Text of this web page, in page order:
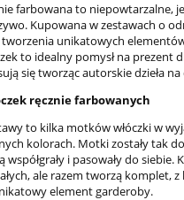
farbowana to niepowtarzalne,
Kupowana w zestawach o
tworzenia unikatowych
to idealny pomysł na prezent
się tworząc autorskie dzieła
ręcznie farbowanych
to kilka motków włóczki w
kolorach. Motki zostały tak
współgrały i pasowały do siebie.
ale razem tworzą komplet,
element garderoby.